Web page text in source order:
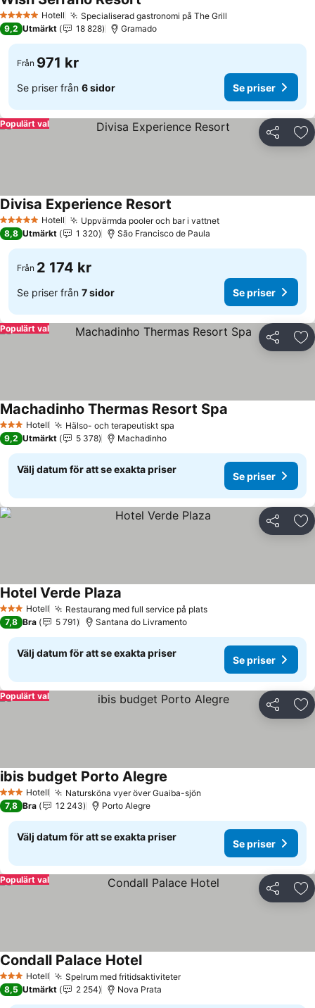
5 Stjärnor Hotell Specialiserad gastronomi på The Grill
9,2 Utmärkt 18 828 Gramado
Från 971 kr
Se priser från 6 sidor Se priser
Dela
Populärt val
5 Stjärnor Hotell Uppvärmda pooler och bar i vattnet
Divisa Experience Resort
8,8 Utmärkt 1 320 São Francisco de Paula
Från 2 174 kr
Se priser från 7 sidor Se priser
Dela
Populärt val
3 StjärnorHotell Hälso- och terapeutiskt spa
Machadinho Thermas Resort Spa
9,2 Utmärkt 5 378 Machadinho
Välj datum för att se exakta priser
Se priser
Dela
3 StjärnorHotell Restaurang med full service på plats
Hotel Verde Plaza
7,8 Bra 5 791 Santana do Livramento
Välj datum för att se exakta priser
Se priser
Dela
Populärt val
3 StjärnorHotell Natursköna vyer över Guaiba-sjön
ibis budget Porto Alegre
7,8 Bra 12 243 Porto Alegre
Välj datum för att se exakta priser
Se priser
Dela
Populärt val
3 StjärnorHotell Spelrum med fritidsaktiviteter
Condall Palace Hotel
8,5 Utmärkt 2 254 Nova Prata